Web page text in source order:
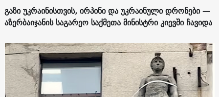
გაზი უკრაინისთვის, ირპინი და უკრაინული დრონები —
აზერბაიჯანის საგარეო საქმეთა მინისტრი კიევში ჩავიდა